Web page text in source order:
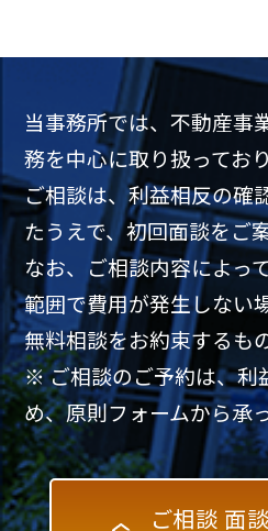
当事務所では、不動産事
務を中心に取り扱っており
ご相談は、利益相反の確
たうえで、初回面談をご
なお、ご相談内容によっ
範囲で費用が発生しない
無料相談をお約束するも
※ ご相談のご予約は、利
め、原則フォームから承
ご相談 面